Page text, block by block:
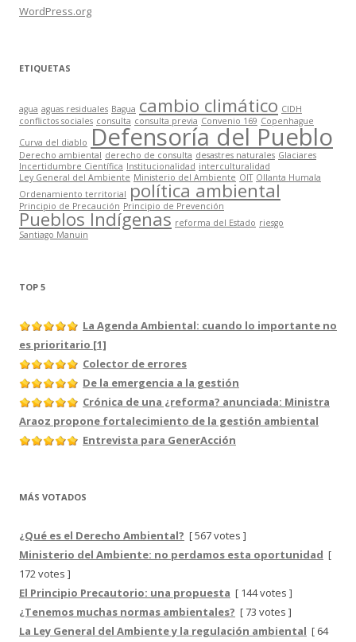
WordPress.org
ETIQUETAS
agua aguas residuales Bagua cambio climático CIDH
conflictos sociales consulta consulta previa Convenio 169 Copenhague
Curva del diablo Defensoría del Pueblo
Derecho ambiental derecho de consulta desastres naturales Glaciares
Incertidumbre Científica Institucionalidad interculturalidad
Ley General del Ambiente Ministerio del Ambiente OIT Ollanta Humala
Ordenamiento territorial política ambiental
Principio de Precaución Principio de Prevención
Pueblos Indígenas reforma del Estado riesgo
Santiago Manuin
TOP 5
La Agenda Ambiental: cuando lo importante no
es prioritario [1]
Colector de errores
De la emergencia a la gestión
Crónica de una ¿reforma? anunciada: Ministra
Araoz propone fortalecimiento de la gestión ambiental
Entrevista para GenerAcción
MÁS VOTADOS
¿Qué es el Derecho Ambiental? [ 567 votes ]
Ministerio del Ambiente: no perdamos esta oportunidad [
172 votes ]
El Principio Precautorio: una propuesta [ 144 votes ]
¿Tenemos muchas normas ambientales? [ 73 votes ]
La Ley General del Ambiente y la regulación ambiental [ 64